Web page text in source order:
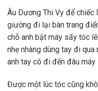
Âu Dương Thi Vy để
giường đi lại bàn trang
chỗ anh bật máy sấy tóc
nhẹ nhàng dùng tay đi
anh tay cô đi đến đâu
Được một lúc tóc cũng